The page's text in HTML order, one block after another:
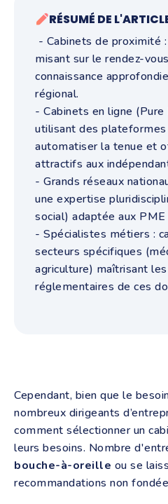
RÉSUMÉ DE
- Cabinets de proximité
misant sur le rendez-
connaissance
régional.
- Cabinets en ligne
utilisant des
automatiser la tenue et
attractifs aux
- Grands réseaux
une expertise
social) adaptée aux PME
- Spécialistes métiers :
secteurs spécifiques
agriculture) maîtrisant
réglementaires de ces
Cependant, bien que le
nombreux dirigeants
comment sélectionner un
leurs besoins. Nombre
bouche-à-oreille ou se
recommandations non